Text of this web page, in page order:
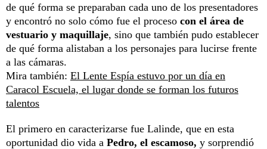
de qué forma se preparaban cada uno de los presentadores
y encontró no solo cómo fue el proceso con el área de
vestuario y maquillaje, sino que también pudo establecer
de qué forma alistaban a los personajes para lucirse frente
a las cámaras.
Mira también: El Lente Espía estuvo por un día en
Caracol Escuela, el lugar donde se forman los futuros
talentos
El primero en caracterizarse fue Lalinde, que en esta
oportunidad dio vida a Pedro, el escamoso, y sorprendió